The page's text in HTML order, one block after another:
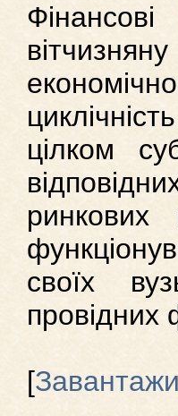
цілком
ринкових
своїх
провідних
[